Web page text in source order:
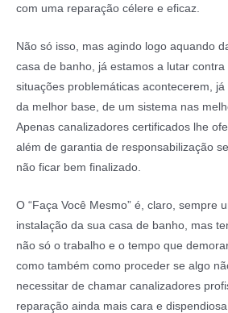
com uma reparação célere e eficaz.
Não só isso, mas agindo logo aquando
casa de banho, já estamos a lutar contra
situações problemáticas acontecerem,
da melhor base, de um sistema nas
Apenas canalizadores certificados lhe
além de garantia de responsabilização
não ficar bem finalizado.
O “Faça Você Mesmo” é, claro, sempre
instalação da sua casa de banho, mas
não só o trabalho e o tempo que
como também como proceder se algo
necessitar de chamar canalizadores
reparação ainda mais cara e dispendiosa.